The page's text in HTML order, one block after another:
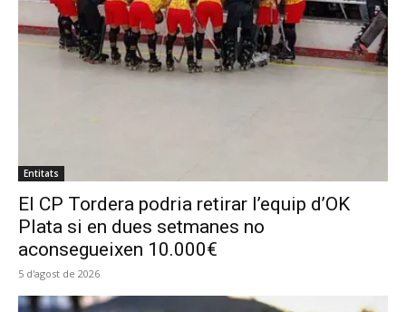
Entitats
El CP Tordera podria retirar l’equip d’OK
Plata si en dues setmanes no
aconsegueixen 10.000€
5 d'agost de 2026